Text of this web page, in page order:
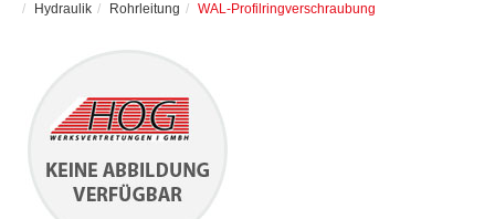
Hydraulik
Rohrleitung WAL-Profilringverschraubung